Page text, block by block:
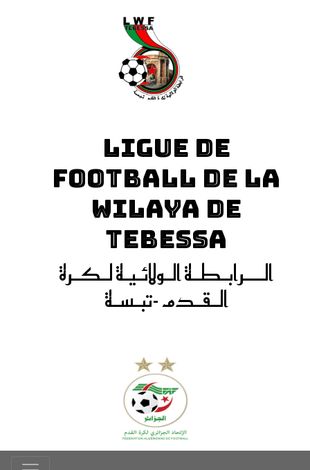
LIGUE DE
FOOTBALL DE LA
WILAYA DE
TEBESSA
الـــرابـطـة الـولائـيـة لـكـرة
الـقـدم -تبـسـة